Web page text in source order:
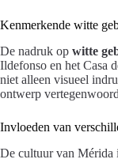
Kenmerkende witte
De nadruk op witte
Ildefonso en het Casa
niet alleen visueel
ontwerp
Invloeden van
De cultuur van Mérida